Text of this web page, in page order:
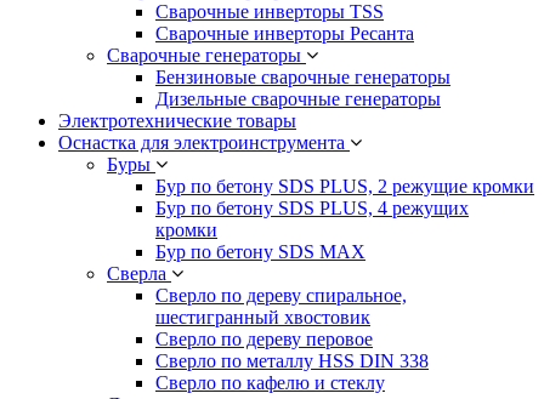
Сварочные инверторы TSS
Сварочные инверторы Ресанта
Сварочные генераторы
Бензиновые сварочные генераторы
Дизельные сварочные генераторы
Электротехнические товары
Оснастка для электроинструмента
Буры
Бур по бетону SDS PLUS, 2 режущие кромки
Бур по бетону SDS PLUS, 4 режущих
кромки
Бур по бетону SDS MAX
Сверла
Сверло по дереву спиральное,
шестигранный хвостовик
Сверло по дереву перовое
Сверло по металлу HSS DIN 338
Сверло по кафелю и стеклу